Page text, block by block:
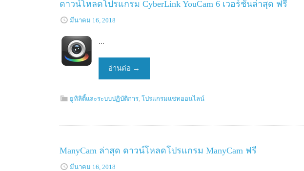
ดาวน์โหลดโปรแกรม CyberLink YouCam 6 เวอร์ชันล่าสุด ฟรี
มีนาคม 16, 2018
...
อ่านต่อ →
ยูทิลิตี้และระบบปฏิบัติการ, โปรแกรมแชทออนไลน์
ManyCam ล่าสุด ดาวน์โหลดโปรแกรม ManyCam ฟรี
มีนาคม 16, 2018